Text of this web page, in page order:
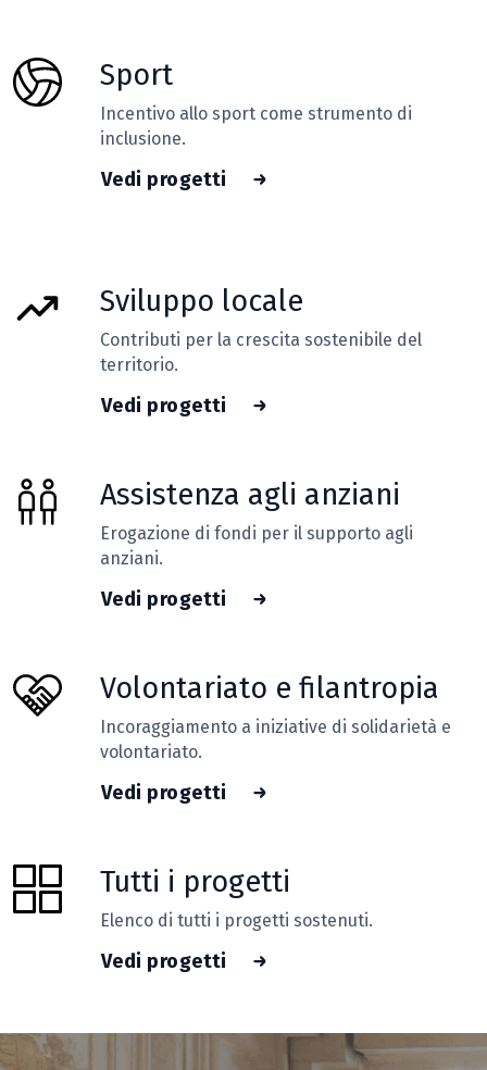
Sport
Incentivo allo sport come strumento di
inclusione.
Vedi progetti
Sviluppo locale
Contributi per la crescita sostenibile del
territorio.
Vedi progetti
Assistenza agli anziani
Erogazione di fondi per il supporto agli
anziani.
Vedi progetti
Volontariato e filantropia
Incoraggiamento a iniziative di solidarietà e
volontariato.
Vedi progetti
Tutti i progetti
Elenco di tutti i progetti sostenuti.
Vedi progetti